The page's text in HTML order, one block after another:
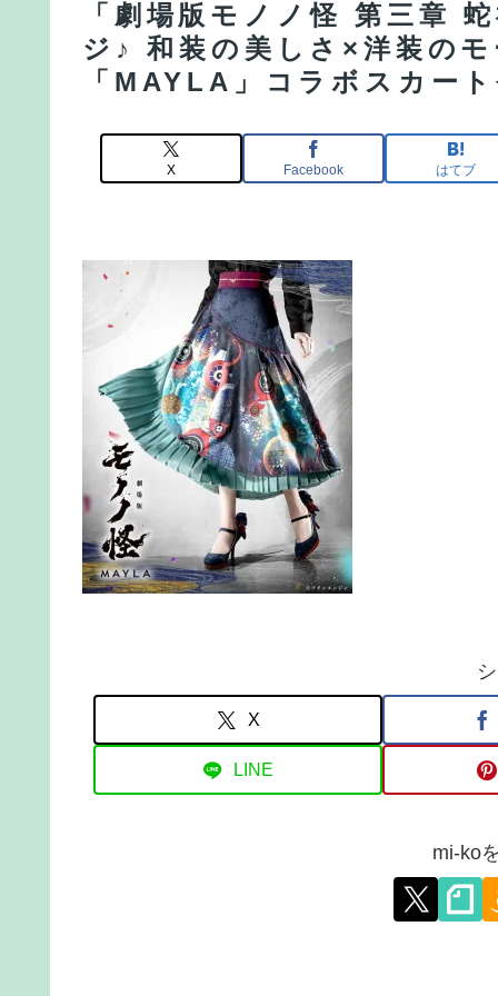
「劇場版モノノ怪 第三章
ジ♪ 和装の美しさ×洋装の
「MAYLA」コラボスカー
X Facebook はてブ
X
LINE
mi-ko